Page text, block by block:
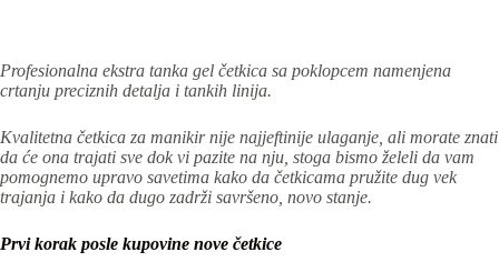
Profesionalna ekstra tanka gel četkica sa poklopcem namenjena
crtanju preciznih detalja i tankih linija.
Kvalitetna četkica za manikir nije najjeftinije ulaganje, ali morate znati
da će ona trajati sve dok vi pazite na nju, stoga bismo želeli da vam
pomognemo upravo savetima kako da četkicama pružite dug vek
trajanja i kako da dugo zadrži savršeno, novo stanje.
Prvi korak posle kupovine nove četkice